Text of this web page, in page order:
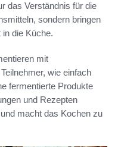
das Verständnis für die
sondern bringen
die Küche.
mit
wie einfach
fermentierte Produkte
und Rezepten
macht das Kochen zu